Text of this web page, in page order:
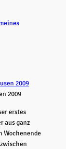
2009
erstes
aus ganz
Wochenende